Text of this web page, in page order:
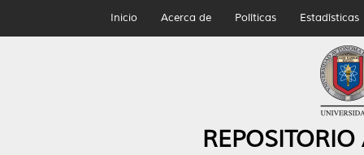
Inicio Acerca de Políticas Estadísticas